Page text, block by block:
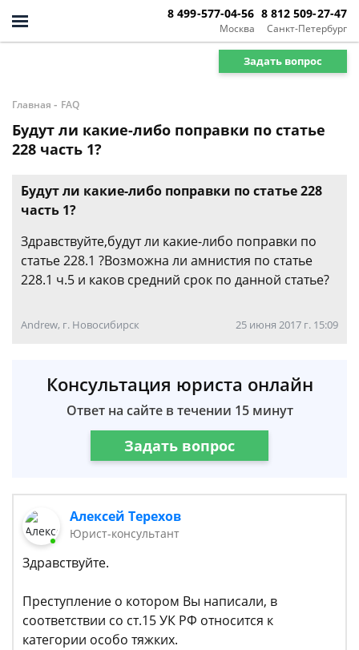
Москва
8 499-577-04-56
Санкт-Петербург
8 812 509-27-47
Задать вопрос
Главная - FAQ
Будут ли какие-либо поправки по статье
228 часть 1?
Будут ли какие-либо поправки по статье 228
часть 1?
Здравствуйте,будут ли какие-либо поправки по
статье 228.1 ?Возможна ли амнистия по статье
228.1 ч.5 и каков средний срок по данной статье?
Andrew, г. Новосибирск 25 июня 2017 г. 15:09
Консультация юриста онлайн
Ответ на сайте в течении 15 минут
Задать вопрос
Алексей Терехов
Юрист-консультант
Здравствуйте.
Преступление о котором Вы написали, в
соответствии со ст.15 УК РФ относится к
категории особо тяжких.